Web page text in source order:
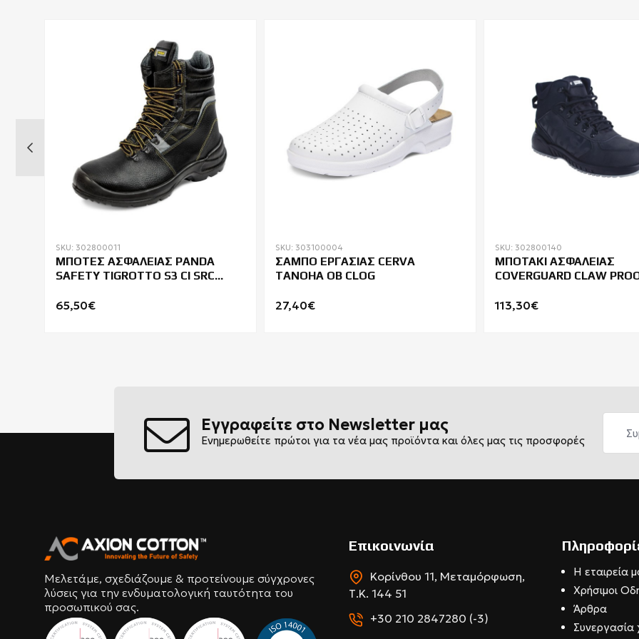
SKU: 302800011
ΜΠΟΤΕΣ ΑΣΦΑΛΕΙΑΣ PANDA
SAFETY TIGROTTO S3 CI SRC
65,50€
SKU: 303100004
ΣΑΜΠΟ ΕΡΓΑΣΙΑΣ CERVA
TANOHA OB CLOG
27,40€
SKU: 302800140
ΜΠΟΤΑΚΙ ΑΣΦΑΛΕΙΑΣ
COVERGUARD CLAW
113,30€
Εγγραφείτε στο Newsletter μας
Ενημερωθείτε πρώτοι για τα νέα μας προϊόντα και όλες μας τις προσφορές
Μελετάμε, σχεδιάζουμε & προτείνουμε σύγχρονες
λύσεις για την ενδυματολογική ταυτότητα του
προσωπικού σας.
Επικοινωνία
Κορίνθου 11, Μεταμόρφωση,
Τ.Κ. 144 51
+30 210 2847280 (-3)
Η εταιρεία
Χρήσιμοι
Άρθρα
Συνεργασία